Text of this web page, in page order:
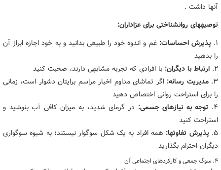
آنها داشت .
توصیههای روانشناختی برای عزاداران:
۱. پذیرش احساسات: غم و اندوه خود را طبیعی بدانید و به خود اجازه ابراز آن
را بدهید
۲. ارتباط با دیگران: با افرادی که تجربه مشابهی دارند، صحبت کنید
۳. مدیریت رسانه: اگر تماشای مداوم اخبار مراسم برایتان دشوار است، زمانی
را برای استراحت روانی اختصاص دهید
۴. توجه به نیازهای جسمی: در گرمای شدید، به میزان کافی آب بنوشید و
استراحت کنید
۵. پذیرش تفاوتها: همه افراد به یک شکل سوگوار نیستند؛ به شیوه سوگواری
دیگران احترام بگذارید
۴. سوگ جمعی و کارکردهای اجتماعی آن